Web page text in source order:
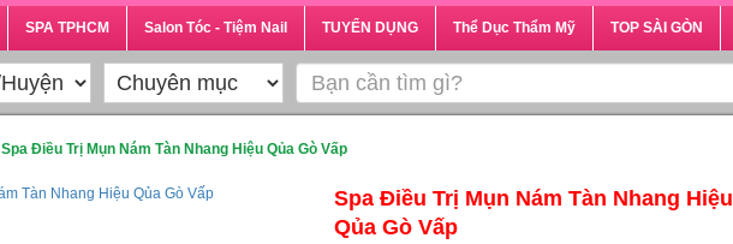
SPA TPHCM Salon Tóc - Tiệm Nail TUYỂN DỤNG Thể Dục Thẩm Mỹ TOP SÀI GÒN
Spa Điều Trị Mụn Nám Tàn Nhang Hiệu Qủa Gò Vấp
Spa Điều Trị Mụn Nám Tàn Nhang Hiệu
Qủa Gò Vấp